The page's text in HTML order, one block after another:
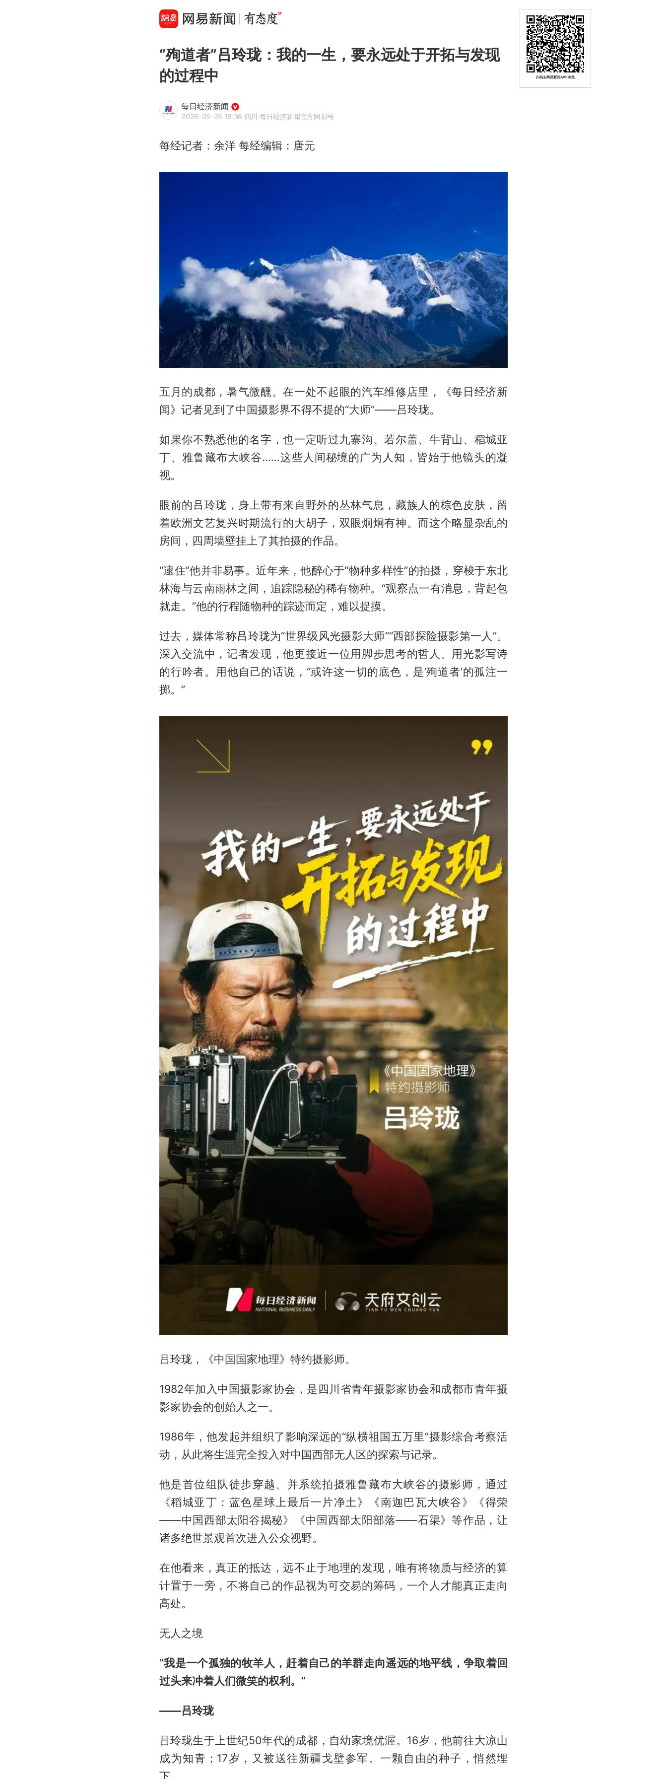
“殉道者”吕玲珑：我的一生，要永远处于开拓与发现
的过程中
每日经济新闻
2026-05-25 19:36·四川·每日经济新闻官方网易号
每经记者：余洋 每经编辑：唐元
五月的成都，暑气微醺。在一处不起眼的汽车维修店里，《每日经济新
闻》记者见到了中国摄影界不得不提的“大师”——吕玲珑。
如果你不熟悉他的名字，也一定听过九寨沟、若尔盖、牛背山、稻城亚
丁、雅鲁藏布大峡谷……这些人间秘境的广为人知，皆始于他镜头的凝
视。
眼前的吕玲珑，身上带有来自野外的丛林气息，藏族人的棕色皮肤，留
着欧洲文艺复兴时期流行的大胡子，双眼炯炯有神。而这个略显杂乱的
房间，四周墙壁挂上了其拍摄的作品。
“逮住”他并非易事。近年来，他醉心于“物种多样性”的拍摄，穿梭于东北
林海与云南雨林之间，追踪隐秘的稀有物种。“观察点一有消息，背起包
就走。”他的行程随物种的踪迹而定，难以捉摸。
过去，媒体常称吕玲珑为“世界级风光摄影大师”“西部探险摄影第一人”。
深入交流中，记者发现，他更接近一位用脚步思考的哲人、用光影写诗
的行吟者。用他自己的话说，“或许这一切的底色，是‘殉道者’的孤注一
掷。”
吕玲珑，《中国国家地理》特约摄影师。
1982年加入中国摄影家协会，是四川省青年摄影家协会和成都市青年摄
影家协会的创始人之一。
1986年，他发起并组织了影响深远的“纵横祖国五万里”摄影综合考察活
动，从此将生涯完全投入对中国西部无人区的探索与记录。
他是首位组队徒步穿越、并系统拍摄雅鲁藏布大峡谷的摄影师，通过
《稻城亚丁：蓝色星球上最后一片净土》《南迦巴瓦大峡谷》《得荣
——中国西部太阳谷揭秘》《中国西部太阳部落——石渠》等作品，让
诸多绝世景观首次进入公众视野。
在他看来，真正的抵达，远不止于地理的发现，唯有将物质与经济的算
计置于一旁，不将自己的作品视为可交易的筹码，一个人才能真正走向
高处。
无人之境
“我是一个孤独的牧羊人，赶着自己的羊群走向遥远的地平线，争取着回
过头来冲着人们微笑的权利。”
——吕玲珑
吕玲珑生于上世纪50年代的成都，自幼家境优渥。16岁，他前往大凉山
成为知青；17岁，又被送往新疆戈壁参军。一颗自由的种子，悄然埋
下。
扫码去网易新闻APP浏览